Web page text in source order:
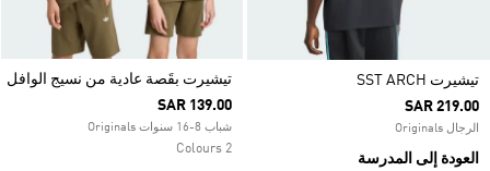
تيشيرت SST ARCH
SAR 219.00
الرجال Originals
العودة إلى المدرسة
تيشيرت بقَصة عادية من نسيج الوافل
SAR 139.00
شباب 8-16 سنوات Originals
2 Colours